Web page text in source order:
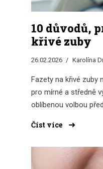
10 důvodů,
křivé zuby
26.02.2026 Karolína
Fazety na křivé zuby
pro mírné a středně
oblíbenou volbou
Číst více